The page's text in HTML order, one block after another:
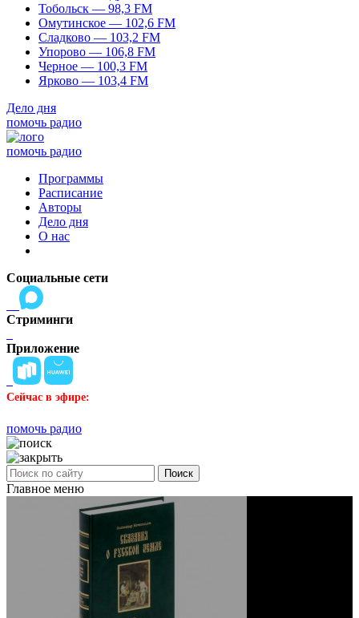
Тобольск — 98,3 FM
Омутинское — 102,6 FM
Сладково — 103,2 FM
Упорово — 106,8 FM
Черное — 100,3 FM
Ярково — 103,4 FM
Дело дня
помочь радио
помочь радио
Программы
Расписание
Авторы
Дело дня
О нас
Социальные сети
Стриминги
Приложение
Сейчас в эфире:
помочь радио
Поиск
Главное меню